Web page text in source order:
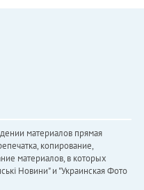
материалов прямая
копирование,
материалов, в которых
Новини" и "Украинская Фото